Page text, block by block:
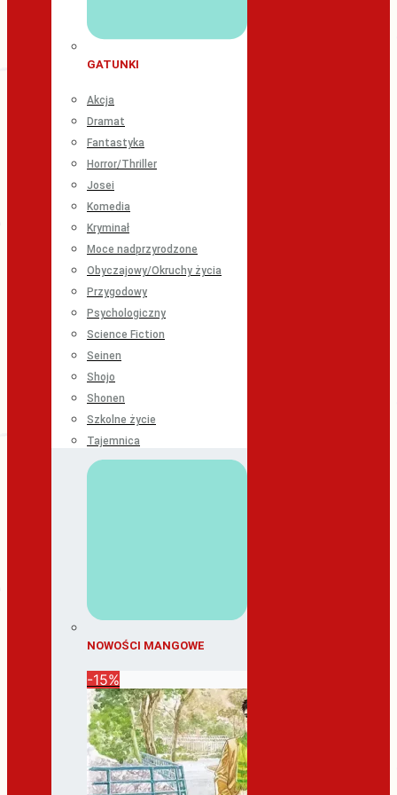
GATUNKI
Akcja
Dramat
Fantastyka
Horror/Thriller
Josei
Komedia
Kryminał
Moce nadprzyrodzone
Obyczajowy/Okruchy życia
Przygodowy
Psychologiczny
Science Fiction
Seinen
Shojo
Shonen
Szkolne życie
Tajemnica
NOWOŚCI MANGOWE
-15%